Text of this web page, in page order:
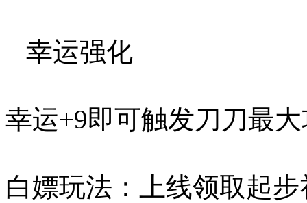
幸运强化
幸运+9即可触发刀刀最
白嫖玩法：上线领取起